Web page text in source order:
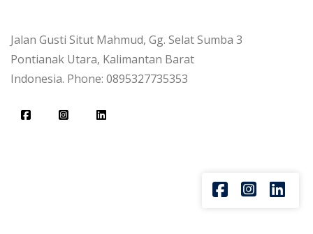
Jalan Gusti Situt Mahmud, Gg. Selat Sumba 3
Pontianak Utara, Kalimantan Barat
Indonesia. Phone: 0895327735353